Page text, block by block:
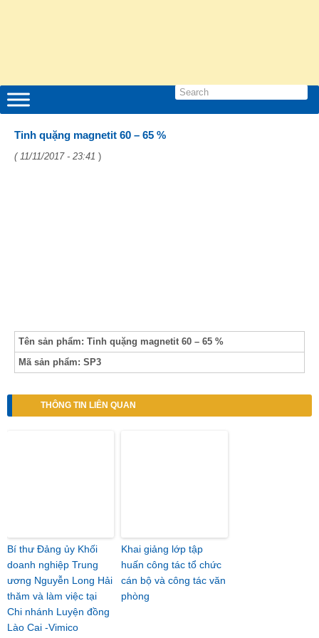
Tinh quặng magnetit 60 – 65 %
( 11/11/2017 - 23:41 )
Tên sản phẩm: Tinh quặng magnetit 60 – 65 %
Mã sản phẩm: SP3
THÔNG TIN LIÊN QUAN
Bí thư Đảng ủy Khối
doanh nghiệp Trung
ương Nguyễn Long Hải
thăm và làm việc tại
Chi nhánh Luyện đồng
Lào Cai -Vimico
Khai giảng lớp tập
huấn công tác tổ chức
cán bộ và công tác văn
phòng